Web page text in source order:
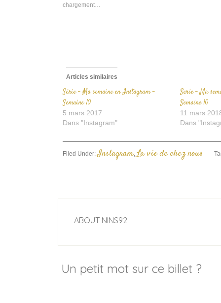
chargement…
Articles similaires
Série – Ma semaine en Instagram –
Semaine 10
5 mars 2017
Dans "Instagram"
Serie – Ma
Semaine 10
11 mars
Dans
Filed Under:Instagram, La vie de chez nous
ABOUT NINS92
Un petit mot sur ce billet ?